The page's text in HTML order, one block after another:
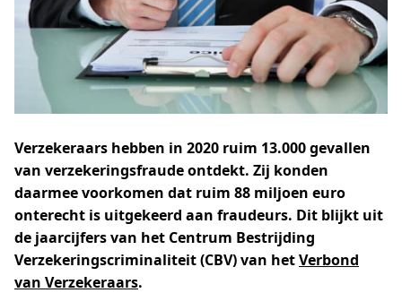
Verzekeraars hebben in 2020 ruim 13.000 gevallen
van verzekeringsfraude ontdekt. Zij konden
daarmee voorkomen dat ruim 88 miljoen euro
onterecht is uitgekeerd aan fraudeurs. Dit blijkt uit
de jaarcijfers van het Centrum Bestrijding
Verzekeringscriminaliteit (CBV) van hetVerbond
van Verzekeraars.